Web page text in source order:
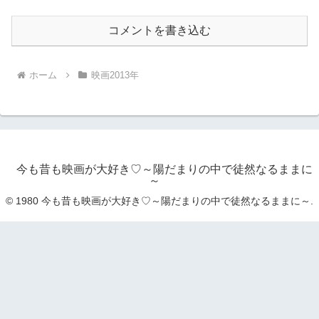
コメントを書き込む
ホーム 映画2013年
今も昔も映画が大好き♡～陽だまりの中で徒然なるままに
～
© 1980 今も昔も映画が大好き♡～陽だまりの中で徒然なるままに～.